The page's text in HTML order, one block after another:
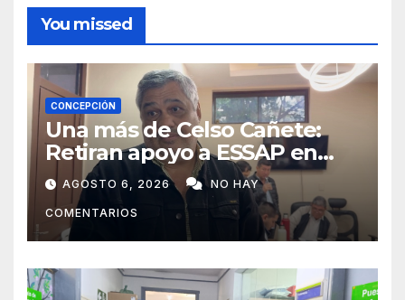
You missed
CONCEPCIÓN
Una más de Celso Cañete:
Retiran apoyo a ESSAP en
Concepción
AGOSTO 6, 2026 NO HAY
COMENTARIOS